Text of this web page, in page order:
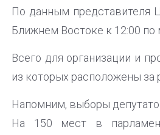
По данным представителя
Ближнем Востоке к 12:00
Всего для организации и
из которых расположены за
Напомним, выборы
На 150 мест в